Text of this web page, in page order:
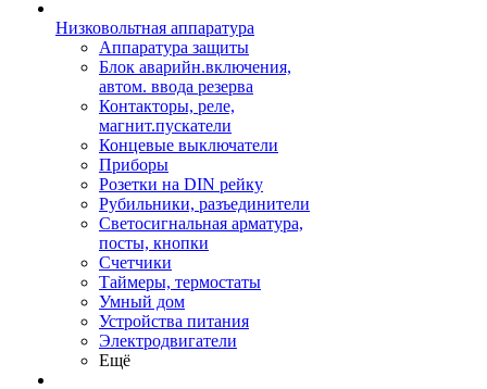
Низковольтная аппаратура
Аппаратура защиты
Блок аварийн.включения,
автом. ввода резерва
Контакторы, реле,
магнит.пускатели
Концевые выключатели
Приборы
Розетки на DIN рейку
Рубильники, разъединители
Светосигнальная арматура,
посты, кнопки
Счетчики
Таймеры, термостаты
Умный дом
Устройства питания
Электродвигатели
Ещё